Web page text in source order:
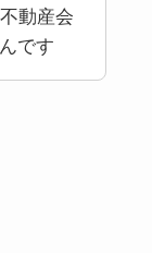
動産会
です